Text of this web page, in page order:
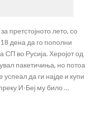
претстојното лето, со
дена да го пополни
во Русија. Херојот од
пакетичиња, но потоа
да ги најде и купи
И-Беј му било …